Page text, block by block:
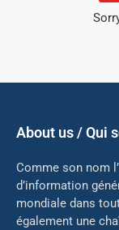
About us / Qui
Comme son nom
d’information
mondiale dans
également une